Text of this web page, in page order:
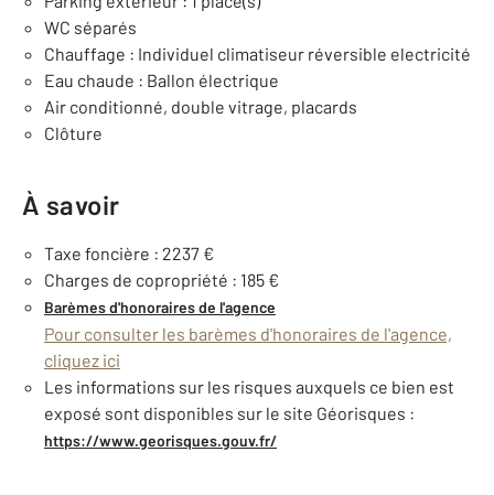
WC séparés
Chauffage : Individuel climatiseur réversible electricité
Eau chaude : Ballon électrique
Air conditionné, double vitrage, placards
Clôture
À savoir
Taxe foncière : 2237 €
Charges de copropriété : 185 €
Barèmes d'honoraires de l'agence
Pour consulter les barèmes d'honoraires de l'agence,
cliquez ici
Les informations sur les risques auxquels ce bien est
exposé sont disponibles sur le site Géorisques :
https://www.georisques.gouv.fr/